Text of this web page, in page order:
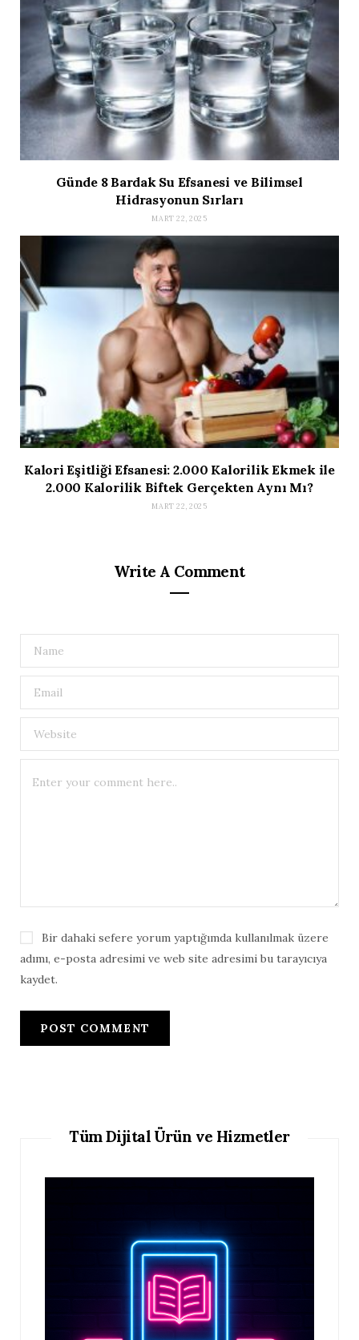
Günde 8 Bardak Su Efsanesi ve Bilimsel
Hidrasyonun Sırları
MART 22, 2025
Kalori Eşitliği Efsanesi: 2.000 Kalorilik Ekmek ile
2.000 Kalorilik Biftek Gerçekten Aynı Mı?
MART 22, 2025
Write A Comment
Bir dahaki sefere yorum yaptığımda kullanılmak üzere
adımı, e-posta adresimi ve web site adresimi bu tarayıcıya
kaydet.
Tüm Dijital Ürün ve Hizmetler